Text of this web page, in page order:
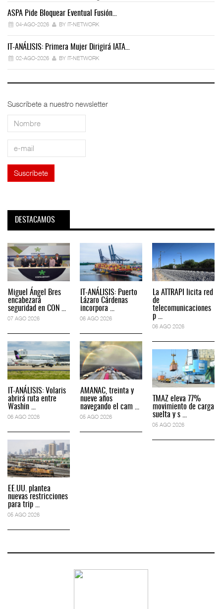
ASPA Pide Bloquear Eventual Fusión…
04-AGO-2026 BY IT-NETWORK
IT-ANÁLISIS: Primera Mujer Dirigirá IATA…
02-AGO-2026 BY IT-NETWORK
Suscríbete a nuestro newsletter
DESTACAMOS
Miguel Ángel Bres
encabezará
seguridad en CON ...
07 AGO 2026
IT-ANÁLISIS: Volaris
abrirá ruta entre
Washin ...
06 AGO 2026
EE.UU. plantea
nuevas restricciones
para trip ...
05 AGO 2026
IT-ANÁLISIS: Puerto
Lázaro Cárdenas
incorpora ...
06 AGO 2026
AMANAC, treinta y
nueve años
navegando el cam ...
05 AGO 2026
La ATTRAPI licita red
de
telecomunicaciones
p ...
06 AGO 2026
TMAZ eleva 77%
movimiento de carga
suelta y s ...
05 AGO 2026